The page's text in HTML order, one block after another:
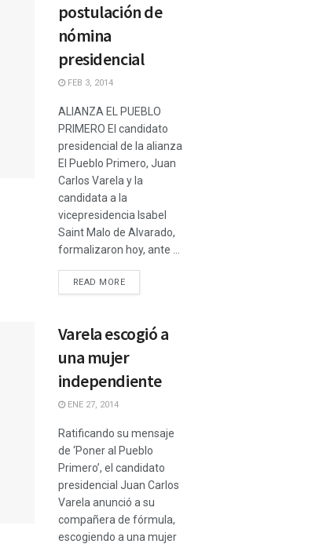
postulación de
nómina
presidencial
FEB 3, 2014
ALIANZA EL PUEBLO
PRIMERO El candidato
presidencial de la alianza
El Pueblo Primero, Juan
Carlos Varela y la
candidata a la
vicepresidencia Isabel
Saint Malo de Alvarado,
formalizaron hoy, ante ...
READ MORE
Varela escogió a
una mujer
independiente
ENE 27, 2014
Ratificando su mensaje
de ‘Poner al Pueblo
Primero’, el candidato
presidencial Juan Carlos
Varela anunció a su
compañera de fórmula,
escogiendo a una mujer